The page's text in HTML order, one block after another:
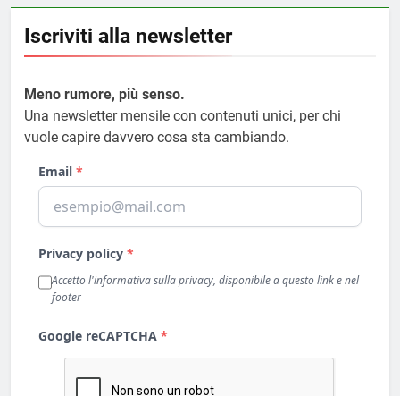
Iscriviti alla newsletter
Meno rumore, più senso.
Una newsletter mensile con contenuti unici, per chi
vuole capire davvero cosa sta cambiando.